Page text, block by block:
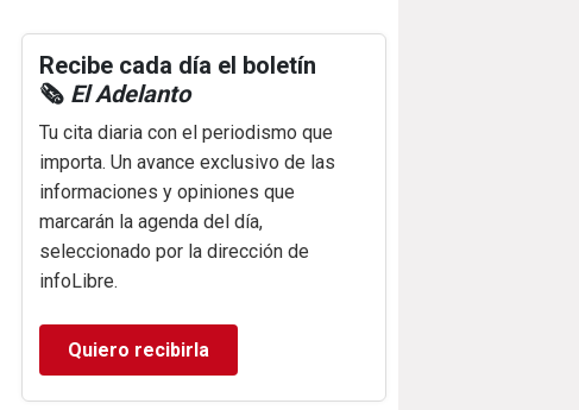
Recibe cada día el boletín
🗞️ El Adelanto
Tu cita diaria con el periodismo que
importa. Un avance exclusivo de las
informaciones y opiniones que
marcarán la agenda del día,
seleccionado por la dirección de
infoLibre.
Quiero recibirla